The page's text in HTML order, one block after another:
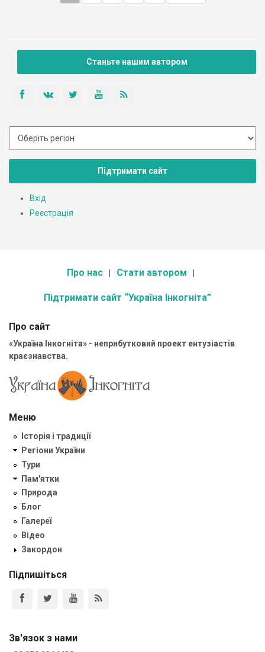
Станьте нашим автором
Підтримати сайт
Вхід
Реєстрація
Про нас Стати автором
Підтримати сайт “Україна Інкогніта”
Про сайт
«Україна Інкогніта» - неприбутковий проект ентузіастів
краєзнавства.
Меню
Історія і традиції
Регіони України
Тури
Пам'ятки
Природа
Блог
Галереї
Відео
Закордон
Підпишіться
Зв'язок з нами